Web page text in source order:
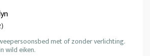
met of zonder verlichting.
wild eiken.